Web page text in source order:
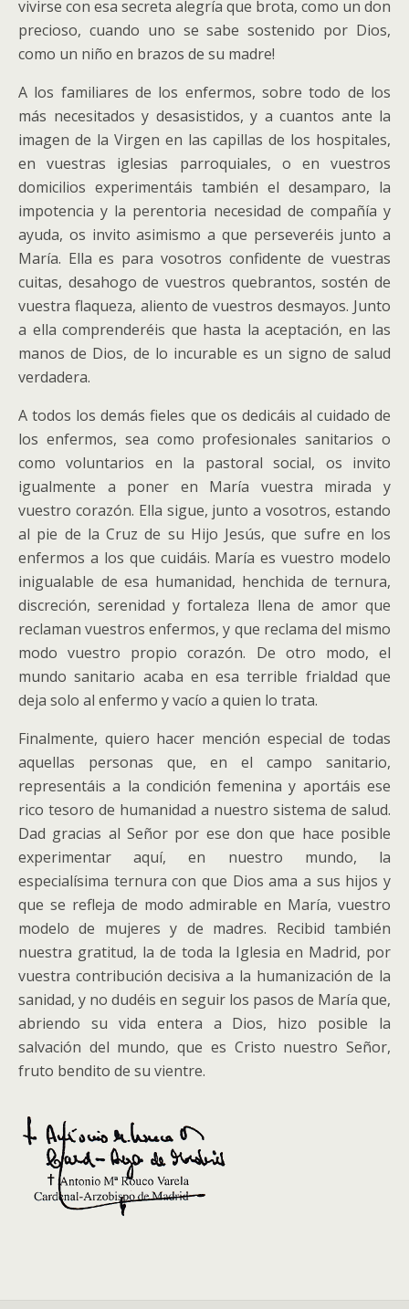
vivirse con esa secreta alegría que brota, como un don
precioso, cuando uno se sabe sostenido por Dios,
como un niño en brazos de su madre!
A los familiares de los enfermos, sobre todo de los
más necesitados y desasistidos, y a cuantos ante la
imagen de la Virgen en las capillas de los hospitales,
en vuestras iglesias parroquiales, o en vuestros
domicilios experimentáis también el desamparo, la
impotencia y la perentoria necesidad de compañía y
ayuda, os invito asimismo a que perseveréis junto a
María. Ella es para vosotros confidente de vuestras
cuitas, desahogo de vuestros quebrantos, sostén de
vuestra flaqueza, aliento de vuestros desmayos. Junto
a ella comprenderéis que hasta la aceptación, en las
manos de Dios, de lo incurable es un signo de salud
verdadera.
A todos los demás fieles que os dedicáis al cuidado de
los enfermos, sea como profesionales sanitarios o
como voluntarios en la pastoral social, os invito
igualmente a poner en María vuestra mirada y
vuestro corazón. Ella sigue, junto a vosotros, estando
al pie de la Cruz de su Hijo Jesús, que sufre en los
enfermos a los que cuidáis. María es vuestro modelo
inigualable de esa humanidad, henchida de ternura,
discreción, serenidad y fortaleza llena de amor que
reclaman vuestros enfermos, y que reclama del mismo
modo vuestro propio corazón. De otro modo, el
mundo sanitario acaba en esa terrible frialdad que
deja solo al enfermo y vacío a quien lo trata.
Finalmente, quiero hacer mención especial de todas
aquellas personas que, en el campo sanitario,
representáis a la condición femenina y aportáis ese
rico tesoro de humanidad a nuestro sistema de salud.
Dad gracias al Señor por ese don que hace posible
experimentar aquí, en nuestro mundo, la
especialísima ternura con que Dios ama a sus hijos y
que se refleja de modo admirable en María, vuestro
modelo de mujeres y de madres. Recibid también
nuestra gratitud, la de toda la Iglesia en Madrid, por
vuestra contribución decisiva a la humanización de la
sanidad, y no dudéis en seguir los pasos de María que,
abriendo su vida entera a Dios, hizo posible la
salvación del mundo, que es Cristo nuestro Señor,
fruto bendito de su vientre.